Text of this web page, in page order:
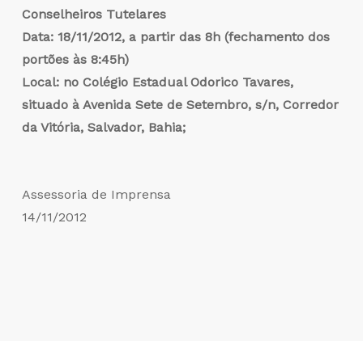
Conselheiros Tutelares
Data: 18/11/2012, a partir das 8h (fechamento dos
portões às 8:45h)
Local: no Colégio Estadual Odorico Tavares,
situado à Avenida Sete de Setembro, s/n, Corredor
da Vitória, Salvador, Bahia;
Assessoria de Imprensa
14/11/2012